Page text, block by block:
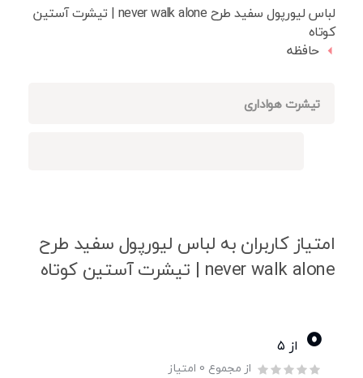
لباس لیورپول سفید طرح never walk alone | تیشرت آستین
کوتاه
حافظه
تیشرت هواداری
امتیاز کاربران به لباس لیورپول سفید طرح
never walk alone | تیشرت آستین کوتاه
0 از ۵
از مجموع 0 امتیاز